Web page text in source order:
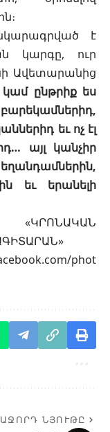
է
կարգը, ուր
Ավետարանից
ընթրիք ես
եւ ոչ էլ
այլ կանչիր
եւ երանելի
phot
ՆՅՈՒԹԸ